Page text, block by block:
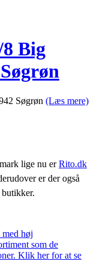
Big
Søgrøn (Læs mere)
lige nu erRito.dk
er der også
høj
som de
Klik her for at se